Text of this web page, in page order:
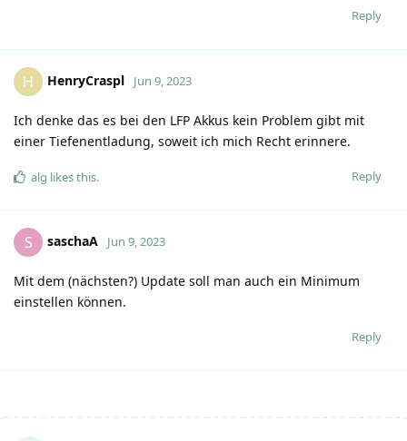
Reply
H HenryCraspl Jun 9, 2023
Ich denke das es bei den LFP Akkus kein Problem gibt mit
einer Tiefenentladung, soweit ich mich Recht erinnere.
Reply
alg likes this.
S saschaA Jun 9, 2023
Mit dem (nächsten?) Update soll man auch ein Minimum
einstellen können.
Reply